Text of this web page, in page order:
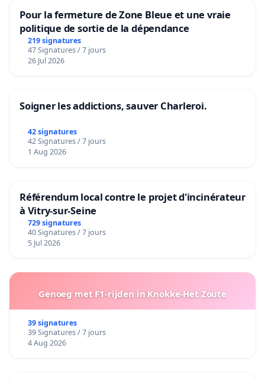
Pour la fermeture de Zone Bleue et une vraie
politique de sortie de la dépendance
219 signatures
47 Signatures / 7 jours
26 Jul 2026
Soigner les addictions, sauver Charleroi.
42 signatures
42 Signatures / 7 jours
1 Aug 2026
Référendum local contre le projet d'incinérateur
à Vitry-sur-Seine
729 signatures
40 Signatures / 7 jours
5 Jul 2026
Genoeg met F1-rijden in Knokke-Het Zoute
39 signatures
39 Signatures / 7 jours
4 Aug 2026